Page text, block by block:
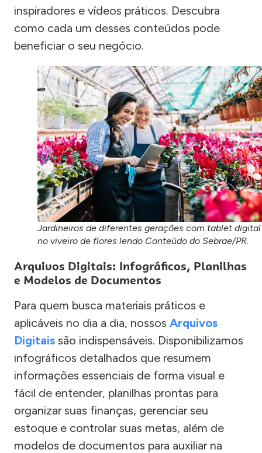
inspiradores e vídeos práticos. Descubra
como cada um desses conteúdos pode
beneficiar o seu negócio.
Jardineiros de diferentes gerações com tablet digital
no viveiro de flores lendo Conteúdo do Sebrae/PR.
Arquivos Digitais: Infográficos, Planilhas
e Modelos de Documentos
Para quem busca materiais práticos e
aplicáveis no dia a dia, nossos Arquivos
Digitais são indispensáveis. Disponibilizamos
infográficos detalhados que resumem
informações essenciais de forma visual e
fácil de entender, planilhas prontas para
organizar suas finanças, gerenciar seu
estoque e controlar suas metas, além de
modelos de documentos para auxiliar na